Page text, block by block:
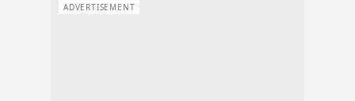
ADVERTISEMENT